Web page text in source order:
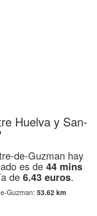
Huelva y San-
de-Guzman hay
es de 44 mins
de 6.43 euros.
Guzman: 53.62 km